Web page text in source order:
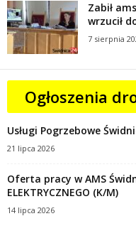
Zabił
wrzucił
7 sierpnia
Ogłoszenia
Usługi Pogrzebowe
21 lipca 2026
Oferta pracy w AMS
ELEKTRYCZNEGO (K/M)
14 lipca 2026